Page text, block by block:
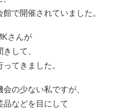
で開催されていました。
さんが
して、
てきました。
の少ない私ですが、
品などを目にして